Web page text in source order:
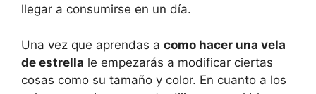
llegar a consumirse en un día.
Una vez que aprendas a como hacer una vela
de estrella le empezarás a modificar ciertas
cosas como su tamaño y color. En cuanto a los